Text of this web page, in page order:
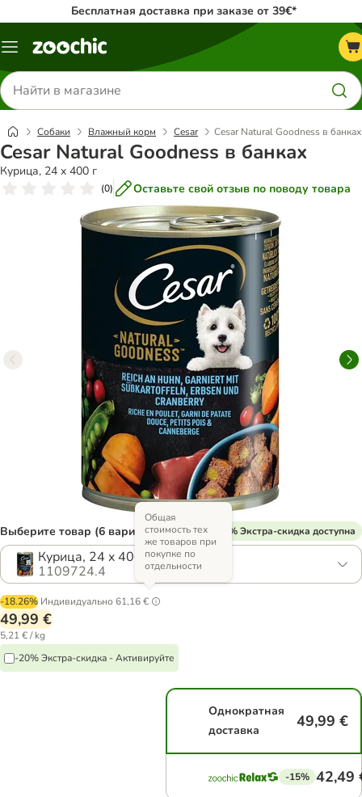
Бесплатная доставка при заказе от 39€*
Каталог
Поиск
товаров
Собаки Влажный корм Cesar Cesar Natural Goodness в банках
Cesar Natural Goodness в банках
Курица, 24 x 400 г
(0) Оставьте свой отзыв по поводу товара
Выберите товар (6 вариантов) % Экстра-скидка доступна
Курица, 24 x 400 г
1109724.4
-18.26% Индивидуально 61,16 €
Общая
стоимость тех
же товаров при
покупке по
отдельности
49,99 €
5,21 € / kg
-20% Экстра-скидка - Активируйте
Однократная
доставка
49,99 €
-15% 42,49